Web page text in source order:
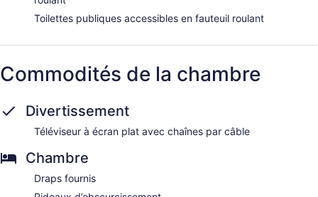
Toilettes publiques accessibles en fauteuil roulant
Commodités de la chambre
Divertissement
Téléviseur à écran plat avec chaînes par câble
Chambre
Draps fournis